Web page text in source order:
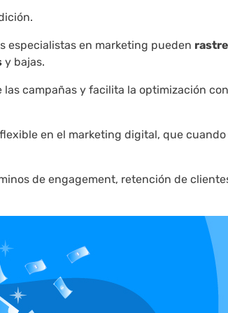
especialistas en marketing pueden
y bajas.
campañas y facilita la optimización
en el marketing digital, que cuando
de engagement, retención de